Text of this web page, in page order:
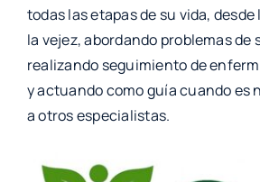
todas las etapas de su vida,
la vejez, abordando problemas
realizando seguimiento de
y actuando como guía cuando es
a otros especialistas.